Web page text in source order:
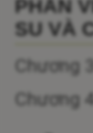
PHẦN
SU VÀ
Chương
Chương